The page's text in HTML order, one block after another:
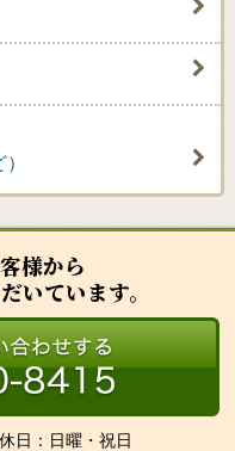
様から
いています。
日：日曜・祝日